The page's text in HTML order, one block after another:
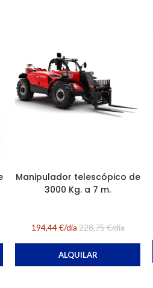
Manipulador telescópico de
3000 Kg. a 7 m.
194,44 €/dia228,75 €/dia
ALQUILAR